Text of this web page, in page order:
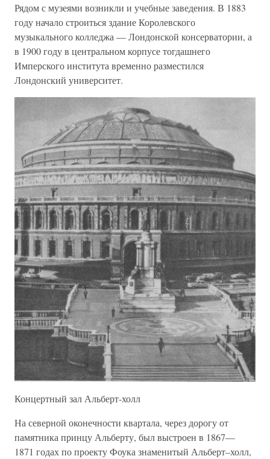
Рядом с музеями возникли и учебные заведения. В 1883
году начало строиться здание Королевского
музыкального колледжа — Лондонской консерватории, а
в 1900 году в центральном корпусе тогдашнего
Имперского института временно разместился
Лондонский университет.
Концертный зал Альберт-холл
На северной оконечности квартала, через дорогу от
памятника принцу Альберту, был выстроен в 1867—
1871 годах по проекту Фоука знаменитый Альберт–холл,